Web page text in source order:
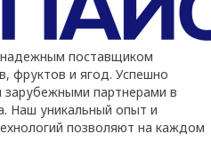
поставщиком
фруктов и ягод. Успешно
зарубежными партнерами в
Наш уникальный опыт и
позволяют на каждом